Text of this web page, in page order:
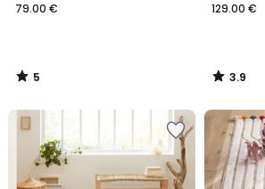
79.00 €
5
/
129.00 €
3.9
/